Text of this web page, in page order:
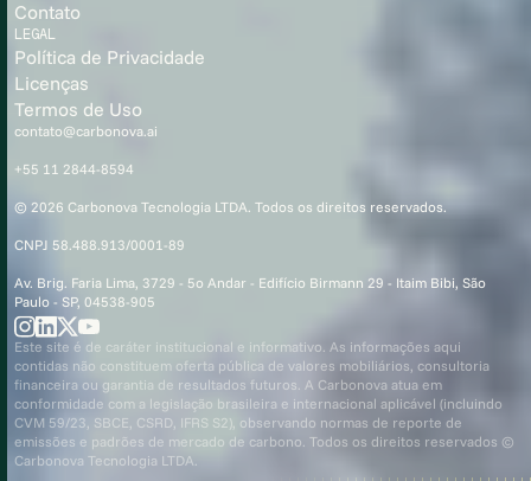
Contato
LEGAL
Política de Privacidade
Licenças
Termos de Uso
contato@carbonova.ai
+55 11 2844-8594
© 2026 Carbonova Tecnologia LTDA. Todos os direitos reservados.
CNPJ 58.488.913/0001-89
Av. Brig. Faria Lima, 3729 - 5o Andar - Edifício Birmann 29 - Itaim Bibi, São
Paulo - SP, 04538-905
Este site é de caráter institucional e informativo. As informações aqui
contidas não constituem oferta pública de valores mobiliários, consultoria
financeira ou garantia de resultados futuros. A Carbonova atua em
conformidade com a legislação brasileira e internacional aplicável (incluindo
CVM 59/23, SBCE, CSRD, IFRS S2), observando normas de reporte de
emissões e padrões de mercado de carbono. Todos os direitos reservados ©
Carbonova Tecnologia LTDA.